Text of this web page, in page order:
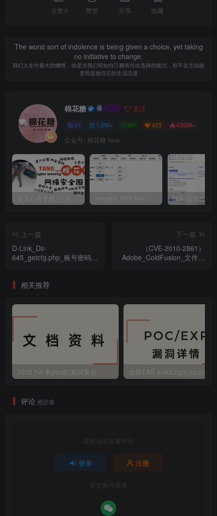
点赞 0 赞赏 分享 收藏
The worst sort of indolence is being given a choice, yet taking
no initiative to change.
我们人生中最大的懒惰，就是当我们明知自己拥有作出选择的能力，却不去主动改
变而是放任它的生活态度
棉花糖 关注
41 1.5W+ 991 423 435W+
公众号: 棉花糖 fans
会员必看手册（1.9.0版本 26.4.5更新） mingdon 明动 burp插件0.2.6版本 本地时间校验去除版
上一篇
D-Link_Dir-
645_getcfg.php_账号密码泄
下一篇
（CVE-2010-2861）
Adobe_ColdFusion_文件读
相关推荐
2025 hw 有poc的漏洞集合
评论 抢沙发
请登录后发表评论
登录 注册
社交账号登录